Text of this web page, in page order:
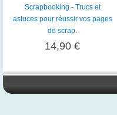
Scrapbooking - Trucs et
astuces pour réussir vos pages
de scrap.
14,90 €